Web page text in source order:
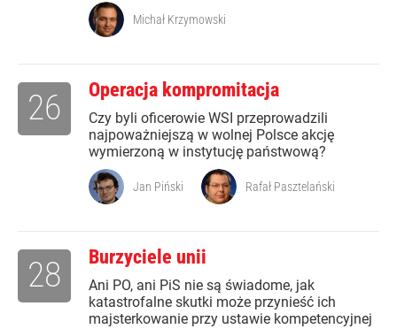
Michał Krzymowski
Operacja kompromitacja
Czy byli oficerowie WSI przeprowadzili
najpoważniejszą w wolnej Polsce akcję
wymierzoną w instytucję państwową?
26
Jan Piński Rafał Pasztelański
Burzyciele unii
Ani PO, ani PiS nie są świadome, jak
katastrofalne skutki może przynieść ich
majsterkowanie przy ustawie kompetencyjnej
28